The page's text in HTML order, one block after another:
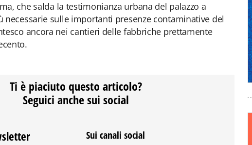
che salda la testimonianza urbana del palazzo a
necessarie sulle importanti presenze contaminative del
ancora nei cantieri delle fabbriche prettamente
Ti è piaciuto questo articolo?
Seguici anche sui social
Sui canali social